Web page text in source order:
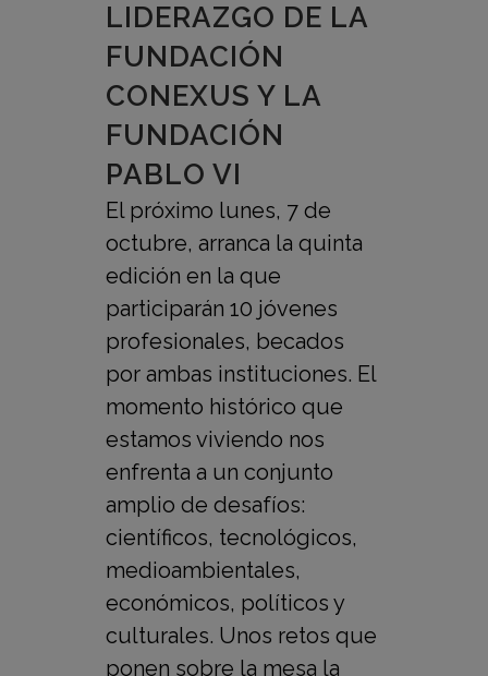
LIDERAZGO DE LA
FUNDACIÓN
CONEXUS Y LA
FUNDACIÓN
PABLO VI
El próximo lunes, 7 de
octubre, arranca la quinta
edición en la que
participarán 10 jóvenes
profesionales, becados
por ambas instituciones. El
momento histórico que
estamos viviendo nos
enfrenta a un conjunto
amplio de desafíos:
científicos, tecnológicos,
medioambientales,
económicos, políticos y
culturales. Unos retos que
ponen sobre la mesa la